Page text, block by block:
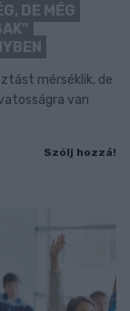
DE MÉG
mérséklik, de
van
Szólj hozzá!